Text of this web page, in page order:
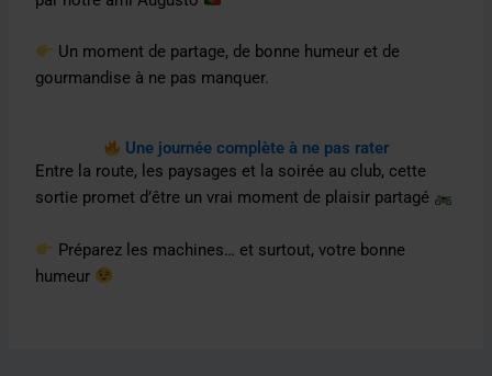
Un moment de partage, de bonne humeur et de
gourmandise à ne pas manquer.
Une journée complète à ne pas rater
Entre la route, les paysages et la soirée au club, cette
sortie promet d’être un vrai moment de plaisir partagé
Préparez les machines… et surtout, votre bonne
humeur